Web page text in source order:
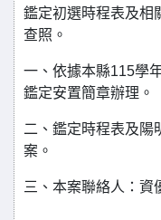
鑑定初選時程表及相
查照。
一、依據本縣115學
鑑定安置簡章辦理。
二、鑑定時程表及陽
案。
三、本案聯絡人：資